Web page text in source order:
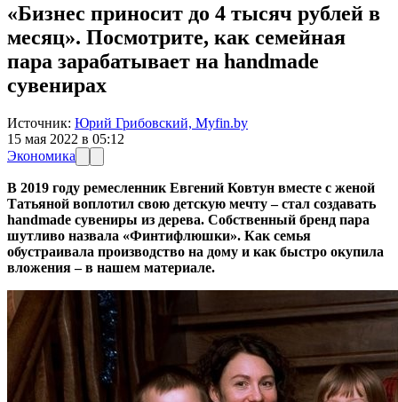
«Бизнес приносит до 4 тысяч рублей в
месяц». Посмотрите, как семейная
пара зарабатывает на handmade
сувенирах
Источник: Юрий Грибовский, Myfin.by
15 мая 2022 в 05:12
Экономика
В 2019 году ремесленник Евгений Ковтун вместе с женой
Татьяной воплотил свою детскую мечту–стал создавать
handmade сувениры из дерева. Собственный бренд пара
шутливо назвала «Финтифлюшки». Как семья
обустраивала производство на дому и как быстро окупила
вложения – в нашем материале.